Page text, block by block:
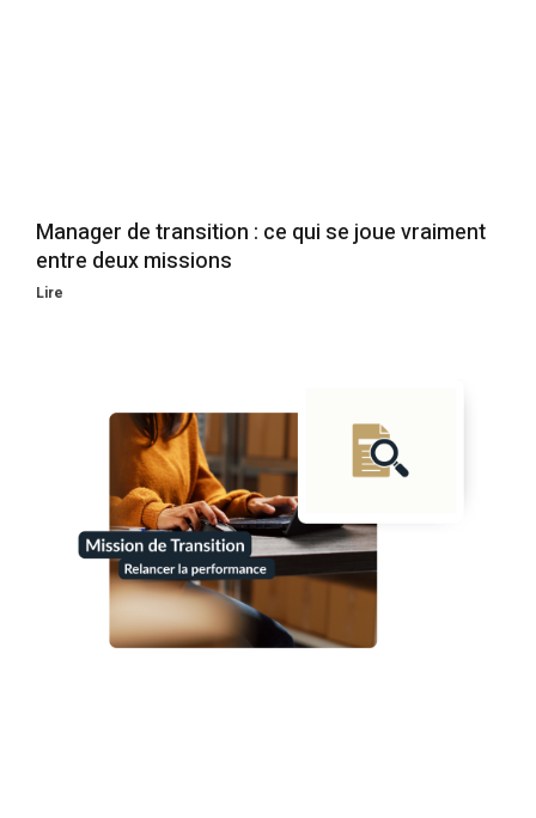
Manager de transition : ce qui se joue vraiment
entre deux missions
Lire